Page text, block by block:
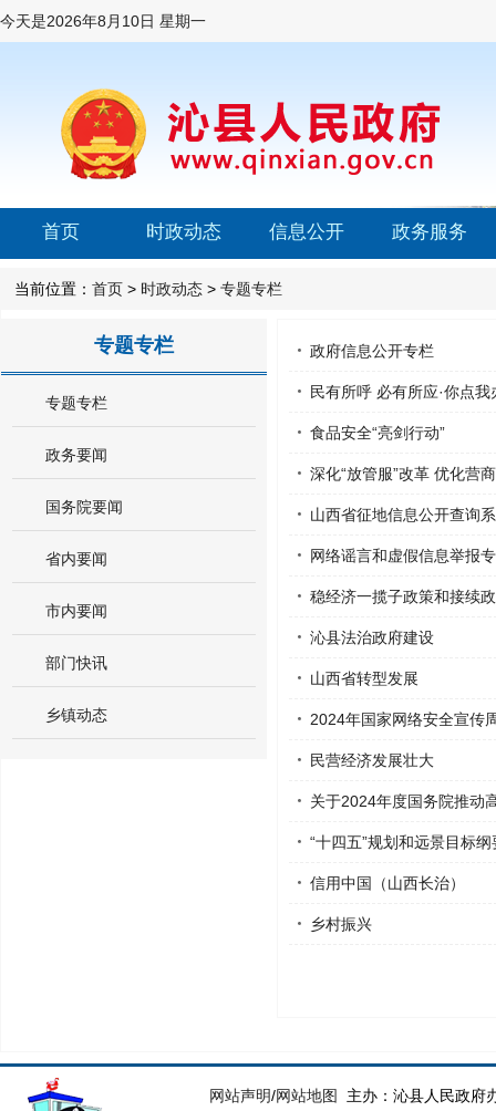
今天是2026年8月10日 星期一
首页 时政动态 信息公开 政务服务
当前位置： 首页 > 时政动态 > 专题专栏
专题专栏
专题专栏
政务要闻
国务院要闻
省内要闻
市内要闻
部门快讯
乡镇动态
政府信息公开专栏
民有所呼 必有所应·你点我
食品安全“亮剑行动”
深化“放管服”改革 优化营
山西省征地信息公开查询
网络谣言和虚假信息举报
稳经济一揽子政策和接续
沁县法治政府建设
山西省转型发展
2024年国家网络安全宣传
民营经济发展壮大
关于2024年度国务院推动
“十四五”规划和远景目标纲
信用中国（山西长治）
乡村振兴
网站声明/网站地图
主办：沁县人民政府